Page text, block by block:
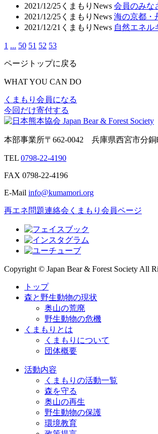
2021/12/25 くまもりNews 会員のみな
2021/12/25 くまもりNews 海の京都・
2021/12/21 くまもりNews 自然エネ
1 ... 50 51 52 53
ページトップに戻る
WHAT YOU CAN DO
くまもり会員になる
今回だけ寄付する
本部事業所〒662-0042 兵庫県西宮市分銅
TEL 0798-22-4190
FAX 0798-22-4196
E-Mail info@kumamori.org
再エネ問題連絡会 くまもり会員ページ
Copyright © Japan Bear & Forest Society All
トップ
森と野生動物の現状
奥山の荒廃
野生動物の危機
くまもりとは
くまもりについて
団体概要
活動内容
くまもりの活動一覧
森を守る
奥山の再生
野生動物の保護
環境教育